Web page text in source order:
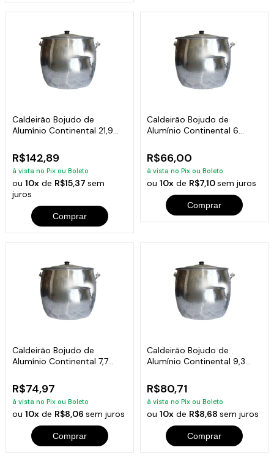
Caldeirão Bojudo de
Alumínio Continental 21,9
R$142,89
à vista no Pix ou Boleto
ou10x de R$15,37sem
juros
Comprar
Caldeirão Bojudo de
Alumínio Continental 6
R$66,00
à vista no Pix ou Boleto
ou 10xde R$7,10sem juros
Comprar
Caldeirão Bojudo de
Alumínio Continental 7,7
R$74,97
à vista no Pix ou Boleto
ou10x de R$8,06sem juros
Comprar
Caldeirão Bojudo de
Alumínio Continental 9,3
R$80,71
à vista no Pix ou Boleto
ou 10xde R$8,68 sem juros
Comprar